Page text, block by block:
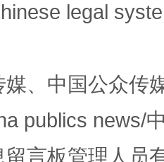
衣”
legal
、中国公众传
publics news/
言板管理人员